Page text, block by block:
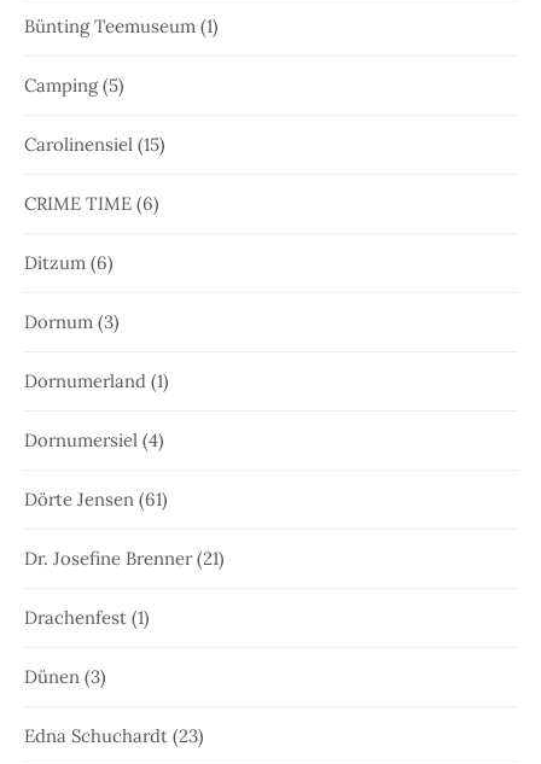
Bünting Teemuseum (1)
Camping(5)
Carolinensiel (15)
CRIME TIME (6)
Ditzum (6)
Dornum (3)
Dornumerland (1)
Dornumersiel (4)
Dörte Jensen (61)
Dr. Josefine Brenner(21)
Drachenfest (1)
Dünen (3)
Edna Schuchardt (23)